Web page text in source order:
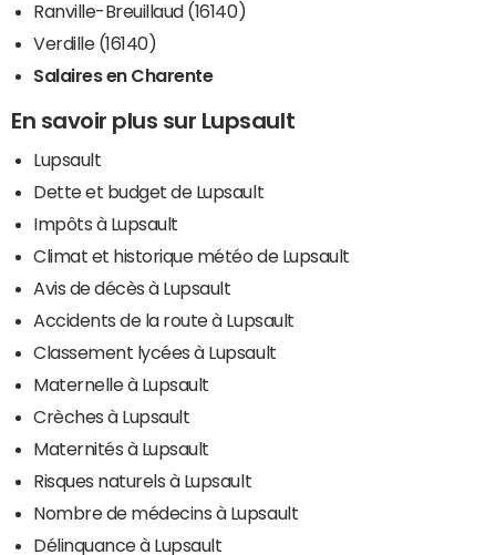
Ranville-Breuillaud (16140)
Verdille (16140)
Salaires en Charente
En savoir plus sur Lupsault
Lupsault
Dette et budget de Lupsault
Impôts à Lupsault
Climat et historique météo de Lupsault
Avis de décès à Lupsault
Accidents de la route à Lupsault
Classement lycées à Lupsault
Maternelle à Lupsault
Crèches à Lupsault
Maternités à Lupsault
Risques naturels à Lupsault
Nombre de médecins à Lupsault
Délinquance à Lupsault